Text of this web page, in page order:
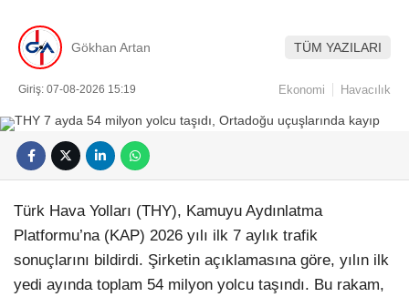
Gökhan Artan TÜM YAZILARI
Giriş: 07-08-2026 15:19 Ekonomi Havacılık
Türk Hava Yolları (THY), Kamuyu Aydınlatma
Platformu’na (KAP) 2026 yılı ilk 7 aylık trafik
sonuçlarını bildirdi. Şirketin açıklamasına göre, yılın ilk
yedi ayında toplam 54 milyon yolcu taşındı. Bu rakam,